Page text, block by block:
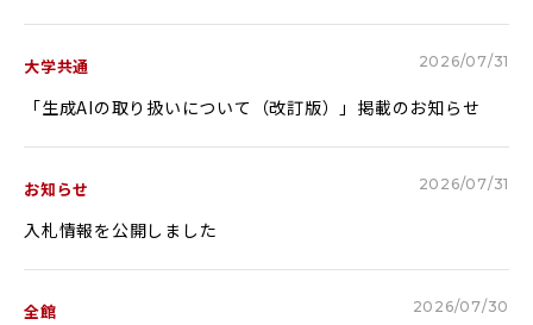
大学院進学
大学共通 2026/07/31
「生成AIの取り扱いについて（改訂版）」掲載のお知らせ
お知らせ 2026/07/31
入札情報を公開しました
全館 2026/07/30